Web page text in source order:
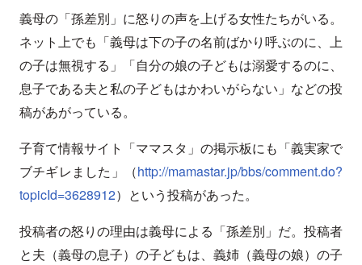
義母の「孫差別」に怒りの声を上げる女性たちがいる。
ネット上でも「義母は下の子の名前ばかり呼ぶのに、上
の子は無視する」「自分の娘の子どもは溺愛するのに、
息子である夫と私の子どもはかわいがらない」などの投
稿があがっている。
子育て情報サイト「ママスタ」の掲示板にも「義実家で
ブチギレました」（http://mamastar.jp/bbs/comment.do?
topicId=3628912）という投稿があった。
投稿者の怒りの理由は義母による「孫差別」だ。投稿者
と夫（義母の息子）の子どもは、義姉（義母の娘）の子